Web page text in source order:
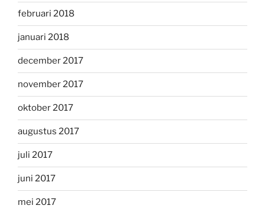
februari 2018
januari 2018
december 2017
november 2017
oktober 2017
augustus 2017
juli 2017
juni 2017
mei 2017